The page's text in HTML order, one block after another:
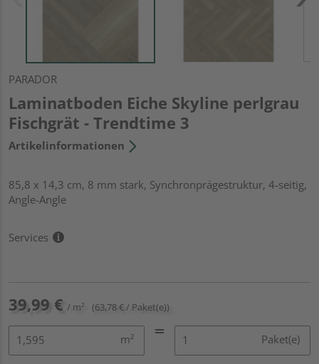
PARADOR
Laminatboden Eiche Skyline perlgrau
Fischgrät - Trendtime 3
Artikelinformationen
85,8 x 14,3 cm, 8 mm stark, Synchronprägestruktur, 4-seitig,
Angle-Angle
Services
39,99 € / m² (63,78 € / Paket(e))
m² Paket(e)